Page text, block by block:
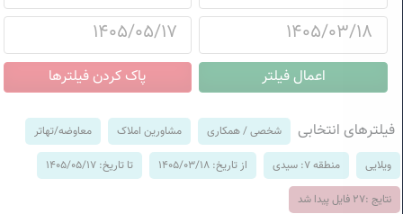
فیلترهای انتخابی شخصی / همکاری مشاورین املاک معاوضه/تهاتر
ویلایی منطقه 7: سیدی از تاریخ: 1405/03/18 تا تاریخ: 1405/05/17
نتایج :27 فایل پیدا شد